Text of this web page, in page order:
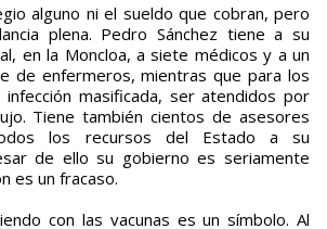
alguno ni el sueldo que cobran, pero
plena. Pedro Sánchez tiene a su
en la Moncloa, a siete médicos y a un
de enfermeros, mientras que para los
masificada, ser atendidos por
Tiene también cientos de asesores
los recursos del Estado a su
de ello su gobierno es seriamente
es un fracaso.
con las vacunas es un símbolo. Al